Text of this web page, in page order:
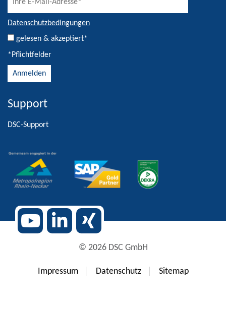
Datenschutzbedingungen
gelesen & akzeptiert*
*Pflichtfelder
Alternative:
Support
DSC-Support
© 2026 DSC GmbH
Impressum Datenschutz Sitemap